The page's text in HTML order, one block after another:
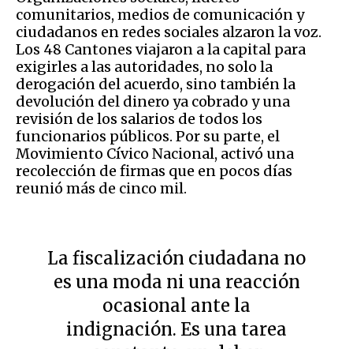
comunitarios, medios de comunicación y
ciudadanos en redes sociales alzaron la voz.
Los 48 Cantones viajaron a la capital para
exigirles a las autoridades, no solo la
derogación del acuerdo, sino también la
devolución del dinero ya cobrado y una
revisión de los salarios de todos los
funcionarios públicos. Por su parte, el
Movimiento Cívico Nacional, activó una
recolección de firmas que en pocos días
reunió más de cinco mil.
La fiscalización ciudadana no
es una moda ni una reacción
ocasional ante la
indignación. Es una tarea